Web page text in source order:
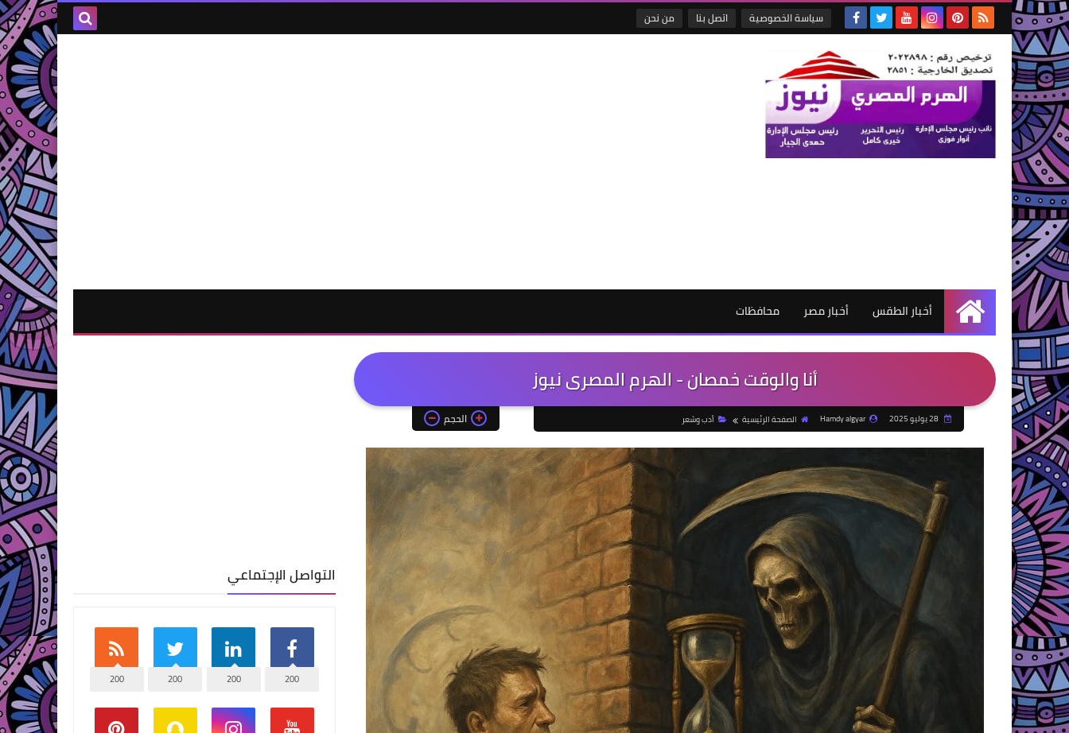
سياسة الخصوصية اتصل بنا من نحن
الرئيسية
أخبار الطقس أخبار مصر محافظات
أنا والوقت خمصان - الهرم المصرى نيوز
28 يوليو 2025 Hamdy algyar الصفحة الرئيسية أدب وشعر الحجم
التواصل الإجتماعي
200
200
200
200